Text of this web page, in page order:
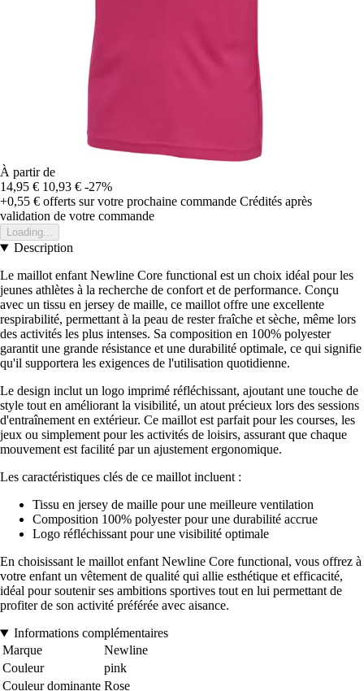
À partir de
14,95 € 10,93 € -27%
+0,55 € offerts sur votre prochaine commande Crédités après
validation de votre commande
Loading...
Description
Le maillot enfant Newline Core functional est un choix idéal pour les
jeunes athlètes à la recherche de confort et de performance. Conçu
avec un tissu en jersey de maille, ce maillot offre une excellente
respirabilité, permettant à la peau de rester fraîche et sèche, même lors
des activités les plus intenses. Sa composition en 100% polyester
garantit une grande résistance et une durabilité optimale, ce qui signifie
qu'il supportera les exigences de l'utilisation quotidienne.
Le design inclut un logo imprimé réfléchissant, ajoutant une touche de
style tout en améliorant la visibilité, un atout précieux lors des sessions
d'entraînement en extérieur. Ce maillot est parfait pour les courses, les
jeux ou simplement pour les activités de loisirs, assurant que chaque
mouvement est facilité par un ajustement ergonomique.
Les caractéristiques clés de ce maillot incluent :
Tissu en jersey de maille pour une meilleure ventilation
Composition 100% polyester pour une durabilité accrue
Logo réfléchissant pour une visibilité optimale
En choisissant le maillot enfant Newline Core functional, vous offrez à
votre enfant un vêtement de qualité qui allie esthétique et efficacité,
idéal pour soutenir ses ambitions sportives tout en lui permettant de
profiter de son activité préférée avec aisance.
Informations complémentaires
Marque
Newline
Couleur
pink
Couleur dominante Rose